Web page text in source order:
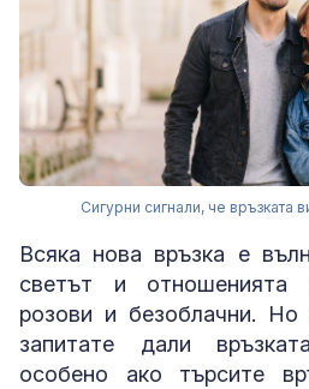
Сигурни сигнали, че
Всяка нова връзка е
светът и отношенията
розови и безоблачни.
запитате дали
особено ако търсите